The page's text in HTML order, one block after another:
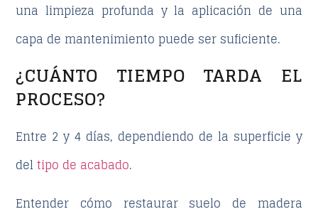
una limpieza profunda y la aplicación de una
capa de mantenimiento puede ser suficiente.
¿CUÁNTO TIEMPO TARDA EL
PROCESO?
Entre 2 y 4 días, dependiendo de la superficie y
deltipo de acabado.
Entender cómo restaurar suelo de madera